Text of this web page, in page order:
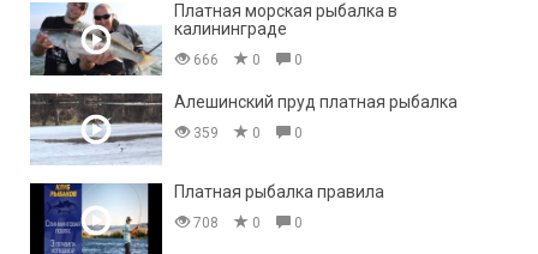
Платная морская рыбалка в
калининграде
666 0 0
Алешинский пруд платная рыбалка
359 0 0
Платная рыбалка правила
708 0 0